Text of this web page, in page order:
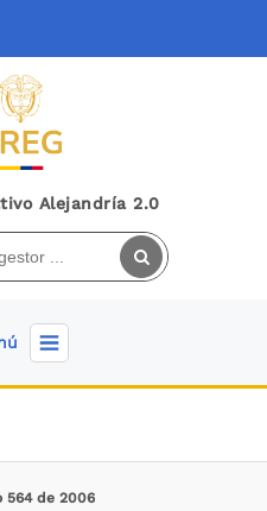
Alejandría 2.0
564 de 2006